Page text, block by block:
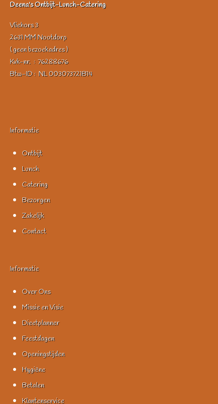
Deena's Ontbijt-Lunch-Catering
Vliehors 3
2631 MM Nootdorp
( geen bezoekadres )
Kvk-nr. : 76288676
Btw-ID : NL 003073721B14
Informatie
Ontbijt
Lunch
Catering
Bezorgen
Zakelijk
Contact
Informatie
Over Ons
Missie en Visie
Dieetplanner
Feestdagen
Openingstijden
Hygiëne
Betalen
Klantenservice